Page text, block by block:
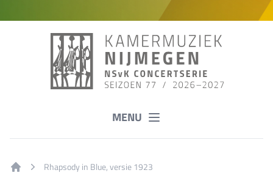
MENU
Rhapsody in Blue, versie 1923